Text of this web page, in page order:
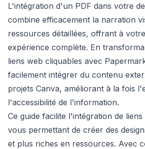
L'intégration d'un PDF dans votre
combine efficacement la narration
ressources détaillées, offrant à
expérience complète. En
liens web cliquables avec
facilement intégrer du contenu
projets Canva, améliorant à la fois
l'accessibilité de l'information.
Ce guide facilite l'intégration de liens
vous permettant de créer des
et plus riches en ressources. Avec